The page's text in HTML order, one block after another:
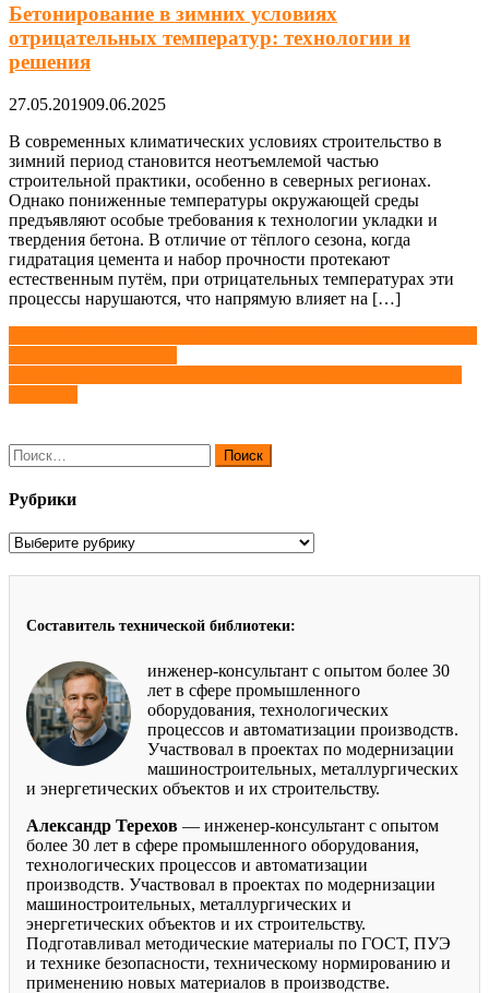
Бетонирование в зимних условиях
отрицательных температур: технологии и
решения
27.05.201909.06.2025
В современных климатических условиях строительство в
зимний период становится неотъемлемой частью
строительной практики, особенно в северных регионах.
Однако пониженные температуры окружающей среды
предъявляют особые требования к технологии укладки и
твердения бетона. В отличие от тёплого сезона, когда
гидратация цемента и набор прочности протекают
естественным путём, при отрицательных температурах эти
процессы нарушаются, что напрямую влияет на […]
Навигация
по
записям
Найти:
Рубрики
Рубрики
Составитель технической библиотеки:
инженер-консультант с опытом более 30
лет в сфере промышленного
оборудования, технологических
процессов и автоматизации производств.
Участвовал в проектах по модернизации
машиностроительных, металлургических
и энергетических объектов и их строительству.
Александр Терехов — инженер-консультант с опытом
более 30 лет в сфере промышленного оборудования,
технологических процессов и автоматизации
производств. Участвовал в проектах по модернизации
машиностроительных, металлургических и
энергетических объектов и их строительству.
Подготавливал методические материалы по ГОСТ, ПУЭ
и технике безопасности, техническому нормированию и
применению новых материалов в производстве.